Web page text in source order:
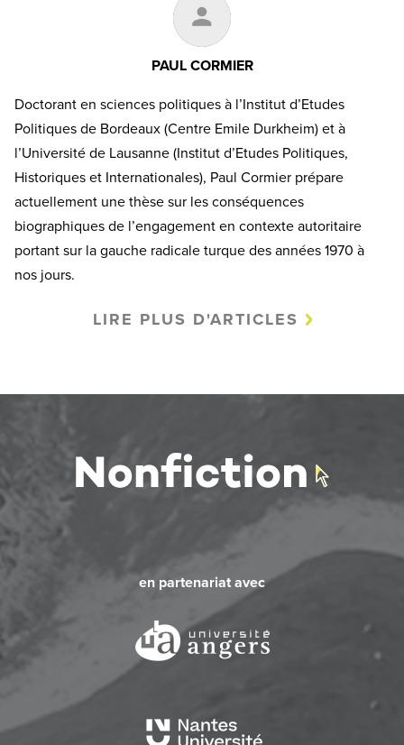
PAUL CORMIER
Doctorant en sciences politiques à l’Institut d’Etudes
Politiques de Bordeaux (Centre Emile Durkheim) et à
l’Université de Lausanne (Institut d’Etudes Politiques,
Historiques et Internationales), Paul Cormier prépare
actuellement une thèse sur les conséquences
biographiques de l’engagement en contexte autoritaire
portant sur la gauche radicale turque des années 1970 à
nos jours.
LIRE PLUS D'ARTICLES
en partenariat avec